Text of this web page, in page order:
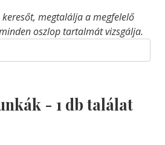
megtalálja a megfelelő
oszlop tartalmát vizsgálja.
- 1 db találat